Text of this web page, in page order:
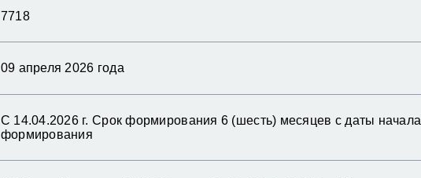
7718
09 апреля 2026 года
С 14.04.2026 г. Срок формирования 6 (шесть) месяцев с даты начала
формирования